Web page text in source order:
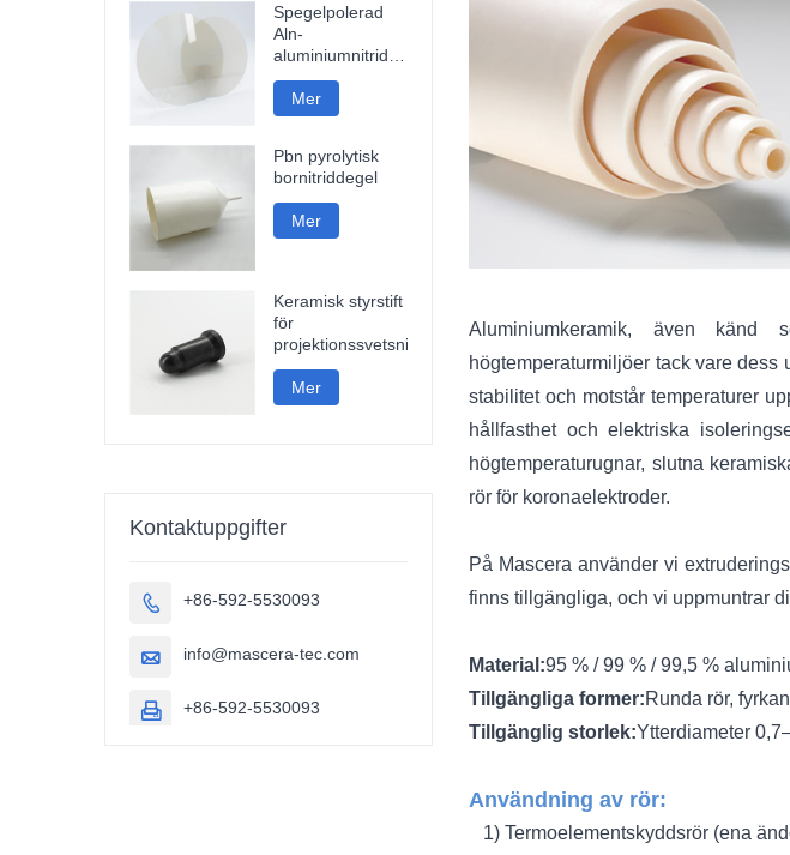
Aluminiumkeramik, även känd
högtemperaturmiljöer tack vare dess
stabilitet och motstår temperaturer
hållfasthet och elektriska
högtemperaturugnar, slutna
rör för koronaelektroder.
På Mascera använder vi
finns tillgängliga, och vi uppmuntrar
Material:95 % / 99 % / 99,5 %
Tillgängliga former:Runda rör,
Tillgänglig storlek:Ytterdiameter
Användning av rör:
1) Termoelementskyddsrör (ena
Spegelpolerad
Aln-
aluminiumnitridkeramisk
platta
Mer
Pbn pyrolytisk
bornitriddegel
Mer
Keramisk styrstift
för
projektionssvetsning
Mer
Kontaktuppgifter
 +86-592-5530093
 info@mascera-tec.com
 +86-592-5530093